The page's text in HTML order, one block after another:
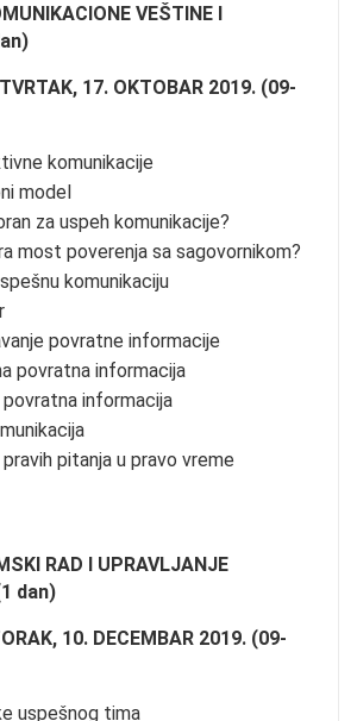
VEŠTINE I
17. OKTOBAR 2019. (09-
komunikacije
model
za uspeh komunikacije?
most poverenja sa sagovornikom?
komunikaciju
povratne informacije
povratna informacija
informacija
pitanja u pravo vreme
RAD I UPRAVLJANJE
dan)
10. DECEMBAR 2019. (09-
uspešnog tima